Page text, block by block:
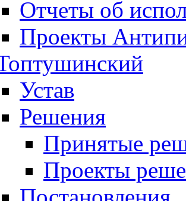
Отчеты об
Проекты
Устав
Решения
Принятые
Проекты